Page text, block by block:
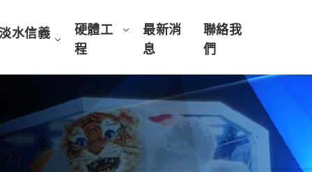
水信義
硬體工
程
最新消
息
聯絡我
們